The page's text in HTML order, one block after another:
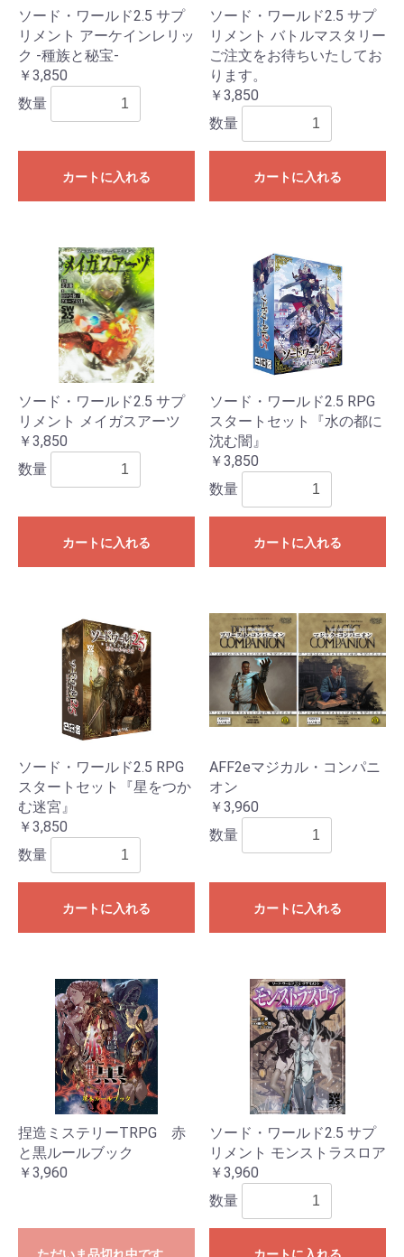
ソード・ワールド2.5 サプ
リメント アーケインレリッ
ク ‐種族と秘宝‐
￥3,850
数量
カートに入れる
ソード・ワールド2.5 サプ
リメント バトルマスタリー
ご注文をお待ちいたしてお
ります。
￥3,850
数量
カートに入れる
ソード・ワールド2.5 サプ
リメント メイガスアーツ
￥3,850
数量
カートに入れる
ソード・ワールド2.5 RPG
スタートセット『水の都に
沈む闇』
￥3,850
数量
カートに入れる
ソード・ワールド2.5 RPG
スタートセット『星をつか
む迷宮』
￥3,850
数量
カートに入れる
AFF2eマジカル・コンパニ
オン
￥3,960
数量
カートに入れる
捏造ミステリーTRPG 赤
と黒ルールブック
￥3,960
ソード・ワールド2.5 サプ
リメント モンストラスロア
￥3,960
数量